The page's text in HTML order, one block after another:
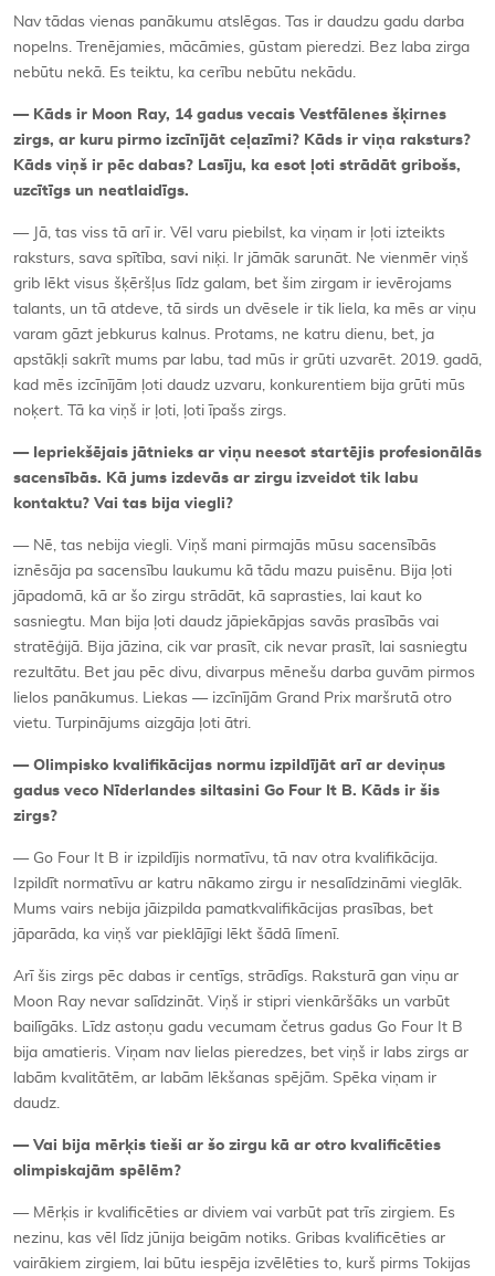
Nav tādas vienas panākumu atslēgas. Tas ir daudzu gadu darba
nopelns. Trenējamies, mācāmies, gūstam pieredzi. Bez laba zirga
nebūtu nekā. Es teiktu, ka cerību nebūtu nekādu.
— Kāds ir Moon Ray, 14 gadus vecais Vestfālenes šķirnes
zirgs, ar kuru pirmo izcīnījāt ceļazīmi? Kāds ir viņa raksturs?
Kāds viņš ir pēc dabas? Lasīju, ka esot ļoti strādāt gribošs,
uzcītīgs un neatlaidīgs.
— Jā, tas viss tā arī ir. Vēl varu piebilst, ka viņam ir ļoti izteikts
raksturs, sava spītība, savi niķi. Ir jāmāk sarunāt. Ne vienmēr viņš
grib lēkt visus šķēršļus līdz galam, bet šim zirgam ir ievērojams
talants, un tā atdeve, tā sirds un dvēsele ir tik liela, ka mēs ar viņu
varam gāzt jebkurus kalnus. Protams, ne katru dienu, bet, ja
apstākļi sakrīt mums par labu, tad mūs ir grūti uzvarēt. 2019. gadā,
kad mēs izcīnījām ļoti daudz uzvaru, konkurentiem bija grūti mūs
noķert. Tā ka viņš ir ļoti, ļoti īpašs zirgs.
— Iepriekšējais jātnieks ar viņu neesot startējis profesionālās
sacensībās. Kā jums izdevās ar zirgu izveidot tik labu
kontaktu? Vai tas bija viegli?
— Nē, tas nebija viegli. Viņš mani pirmajās mūsu sacensībās
iznēsāja pa sacensību laukumu kā tādu mazu puisēnu. Bija ļoti
jāpadomā, kā ar šo zirgu strādāt, kā saprasties, lai kaut ko
sasniegtu. Man bija ļoti daudz jāpiekāpjas savās prasībās vai
stratēģijā. Bija jāzina, cik var prasīt, cik nevar prasīt, lai sasniegtu
rezultātu. Bet jau pēc divu, divarpus mēnešu darba guvām pirmos
lielos panākumus. Liekas — izcīnījām Grand Prix maršrutā otro
vietu. Turpinājums aizgāja ļoti ātri.
— Olimpisko kvalifikācijas normu izpildījāt arī ar deviņus
gadus veco Nīderlandes siltasini Go Four It B. Kāds ir šis
zirgs?
— Go Four It B ir izpildījis normatīvu, tā nav otra kvalifikācija.
Izpildīt normatīvu ar katru nākamo zirgu ir nesalīdzināmi vieglāk.
Mums vairs nebija jāizpilda pamatkvalifikācijas prasības, bet
jāparāda, ka viņš var pieklājīgi lēkt šādā līmenī.
Arī šis zirgs pēc dabas ir centīgs, strādīgs. Raksturā gan viņu ar
Moon Ray nevar salīdzināt. Viņš ir stipri vienkāršāks un varbūt
bailīgāks. Līdz astoņu gadu vecumam četrus gadus Go Four It B
bija amatieris. Viņam nav lielas pieredzes, bet viņš ir labs zirgs ar
labām kvalitātēm, ar labām lēkšanas spējām. Spēka viņam ir
daudz.
— Vai bija mērķis tieši ar šo zirgu kā ar otro kvalificēties
olimpiskajām spēlēm?
— Mērķis ir kvalificēties ar diviem vai varbūt pat trīs zirgiem. Es
nezinu, kas vēl līdz jūnija beigām notiks. Gribas kvalificēties ar
vairākiem zirgiem, lai būtu iespēja izvēlēties to, kurš pirms Tokijas